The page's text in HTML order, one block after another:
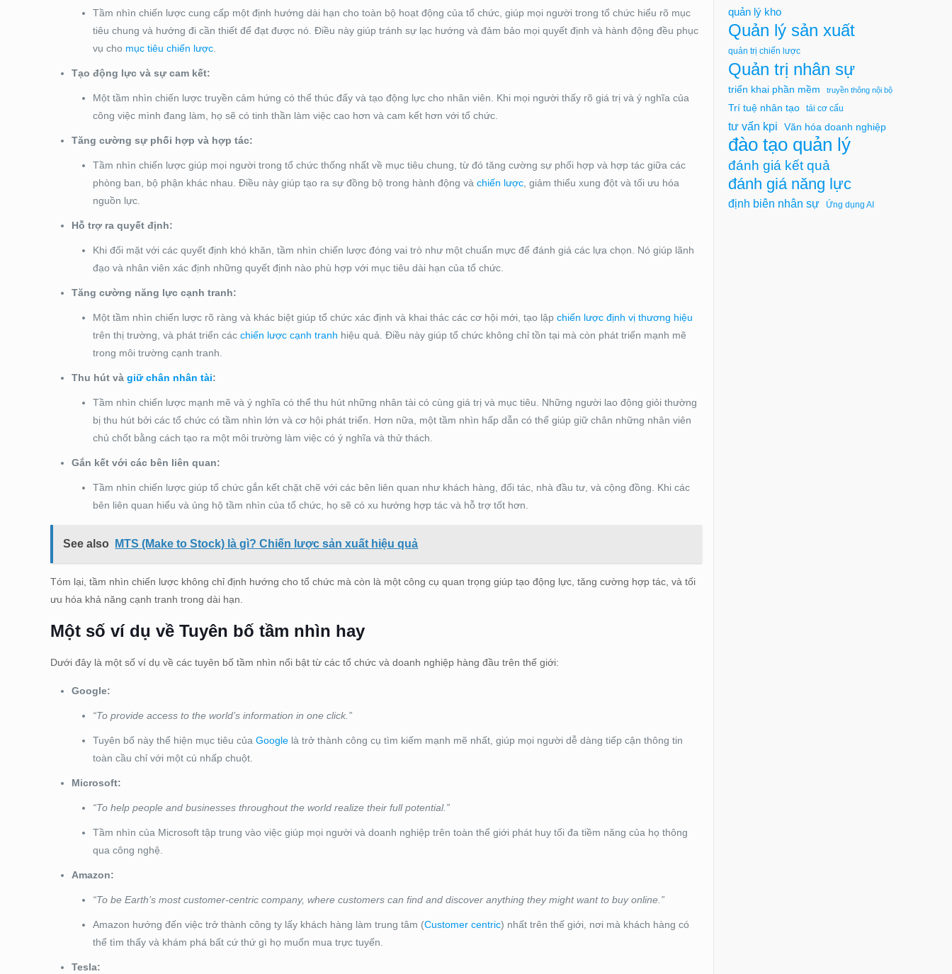
Tầm nhìn chiến lược cung cấp một định hướng dài hạn cho toàn bộ hoạt động của tổ chức, giúp mọi người trong tổ chức hiểu rõ mục
tiêu chung và hướng đi cần thiết để đạt được nó. Điều này giúp tránh sự lạc hướng và đảm bảo mọi quyết định và hành động đều phục
vụ cho mục tiêu chiến lược
Tạo động lực và sự cam kết:
Một tầm nhìn chiến lược truyền cảm hứng có thể thúc đẩy và tạo động lực cho nhân viên. Khi mọi người thấy rõ giá trị và ý nghĩa của
công việc mình đang làm, họ sẽ có tinh thần làm việc cao hơn và cam kết hơn với tổ chức.
Tăng cường sự phối hợp và hợp tác:
Tầm nhìn chiến lược giúp mọi người trong tổ chức thống nhất về mục tiêu chung, từ đó tăng cường sự phối hợp và hợp tác giữa các
phòng ban, bộ phận khác nhau. Điều này giúp tạo ra sự đồng bộ trong hành động vàchiến lược , giảm thiểu xung đột và tối ưu hóa
nguồn lực.
Hỗ trợ ra quyết định:
Khi đối mặt với các quyết định khó khăn, tầm nhìn chiến lược đóng vai trò như một chuẩn mực để đánh giá các lựa chọn. Nó giúp lãnh
đạo và nhân viên xác định những quyết định nào phù hợp với mục tiêu dài hạn của tổ chức.
Tăng cường năng lực cạnh tranh:
Một tầm nhìn chiến lược rõ ràng và khác biệt giúp tổ chức xác định và khai thác các cơ hội mới, tạo lập chiến lược định vị thương hiệu
trên thị trường, và phát triển cácchiến lược cạnh tranh hiệu quả. Điều này giúp tổ chức không chỉ tồn tại mà còn phát triển mạnh mẽ
trong môi trường cạnh tranh.
Thu hút vàgiữ chân nhân tài:
Tầm nhìn chiến lược mạnh mẽ và ý nghĩa có thể thu hút những nhân tài có cùng giá trị và mục tiêu. Những người lao động giỏi thường
bị thu hút bởi các tổ chức có tầm nhìn lớn và cơ hội phát triển. Hơn nữa, một tầm nhìn hấp dẫn có thể giúp giữ chân những nhân viên
chủ chốt bằng cách tạo ra một môi trường làm việc có ý nghĩa và thử thách.
Gắn kết với các bên liên quan:
Tầm nhìn chiến lược giúp tổ chức gắn kết chặt chẽ với các bên liên quan như khách hàng, đối tác, nhà đầu tư, và cộng đồng. Khi các
bên liên quan hiểu và ủng hộ tầm nhìn của tổ chức, họ sẽ có xu hướng hợp tác và hỗ trợ tốt hơn.
See also MTS (Make to Stock) là gì? Chiến lược sản xuất hiệu quả
Tóm lại, tầm nhìn chiến lược không chỉ định hướng cho tổ chức mà còn là một công cụ quan trọng giúp tạo động lực, tăng cường hợp tác, và tối
ưu hóa khả năng cạnh tranh trong dài hạn.
Một số ví dụ về Tuyên bố tầm nhìn hay
Dưới đây là một số ví dụ về các tuyên bố tầm nhìn nổi bật từ các tổ chức và doanh nghiệp hàng đầu trên thế giới:
Google:
“To provide access to the world’s information in one click.”
Tuyên bố này thể hiện mục tiêu củaGoogle là trở thành công cụ tìm kiếm mạnh mẽ nhất, giúp mọi người dễ dàng tiếp cận thông tin
toàn cầu chỉ với một cú nhấp chuột.
Microsoft:
“To help people and businesses throughout the world realize their full potential.”
Tầm nhìn của Microsoft tập trung vào việc giúp mọi người và doanh nghiệp trên toàn thế giới phát huy tối đa tiềm năng của họ thông
qua công nghệ.
Amazon:
“To be Earth’s most customer-centric company, where customers can find and discover anything they might want to buy online.”
Amazon hướng đến việc trở thành công ty lấy khách hàng làm trung tâm (Customer centric) nhất trên thế giới, nơi mà khách hàng có
thể tìm thấy và khám phá bất cứ thứ gì họ muốn mua trực tuyến.
Tesla:
quản lý kho
Quản lý sản xuất
quản trị chiến lược
Quản trị nhân sự
triển khai phần mềm truyền thông nội bộ
Trí tuệ nhân tạo tái cơ cấu
tư vấn kpi Văn hóa doanh nghiệp
đào tạo quản lý
đánh giá kết quả
đánh giá năng lực
định biên nhân sự Ứng dụng AI